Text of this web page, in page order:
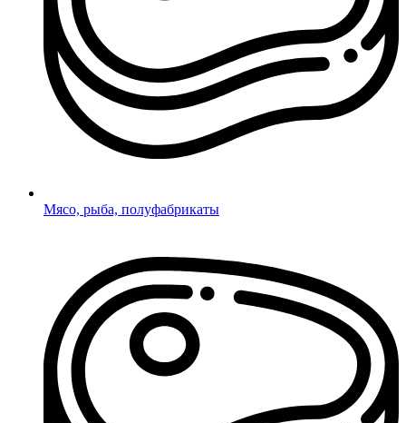
Мясо, рыба, полуфабрикаты